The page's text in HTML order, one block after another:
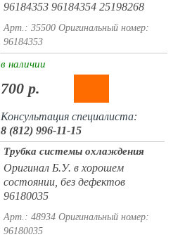
96184353 96184354 25198268
Арт.: 35500 Оригинальный номер:
96184353
в наличии
700 р.
Консультация специалиста:
8 (812) 996-11-15
Трубка системы охлаждения
Оригинал Б.У. в хорошем
состоянии, без дефектов
96180035
Арт.: 48934 Оригинальный номер:
96180035